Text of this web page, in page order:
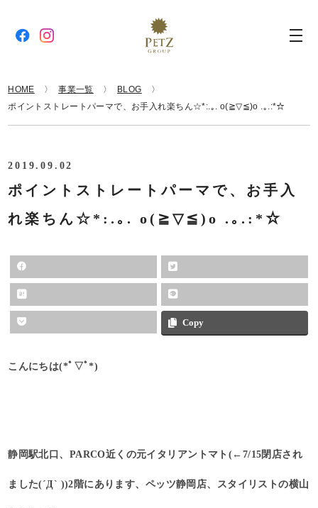
HOME 事業一覧
BLOG
ポイントストレートパーマで、お手入れ楽ちん☆*:.｡. o(≧▽≦)o .｡.:*☆
2019.09.02
ポイントストレートパーマで、お手入
れ楽ちん☆*:.｡. o(≧▽≦)o .｡.:*☆
Copy
こんにちは(*ﾟ▽ﾟ*)
静岡駅北口、PARCO近くの元イタリアントマト(←7/15閉店され
ました(´Д` ))2階にあります、ペッツ静岡店、スタイリストの横山